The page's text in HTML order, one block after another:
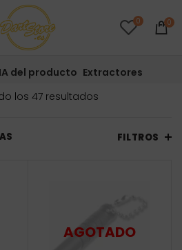
0 0
del producto Extractores
los 47 resultadosOrdenado
bajoFILTROS